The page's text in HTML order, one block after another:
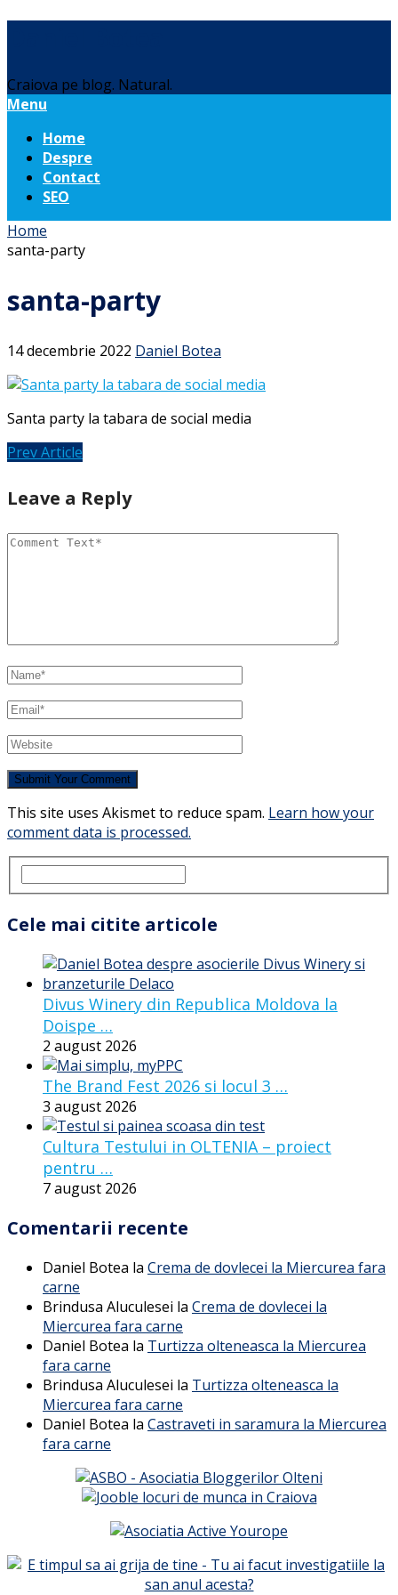
Craiova pe blog. Natural.
Menu
Home
Despre
Contact
SEO
Home
santa-party
santa-party
14 decembrie 2022 Daniel Botea
Santa party la tabara de social media
Prev Article
Leave a Reply
This site uses Akismet to reduce spam. Learn how your
comment data is processed.
Cele mai citite articole
Divus Winery din Republica Moldova la
Doispe …
2 august 2026
The Brand Fest 2026 si locul 3 …
3 august 2026
Cultura Testului in OLTENIA – proiect
pentru …
7 august 2026
Comentarii recente
Daniel Botea la Crema de dovlecei la Miercurea fara
carne
Brindusa Aluculesei la Crema de dovlecei la
Miercurea fara carne
Daniel Botea la Turtizza olteneasca la Miercurea
fara carne
Brindusa Aluculesei la Turtizza olteneasca la
Miercurea fara carne
Daniel Botea la Castraveti in saramura la Miercurea
fara carne